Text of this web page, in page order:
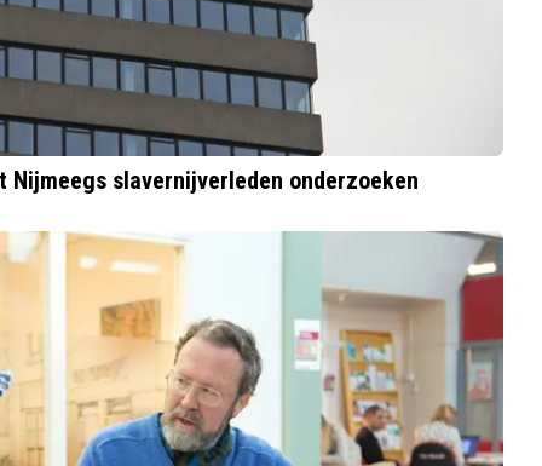
Nijmeegs slavernijverleden onderzoeken